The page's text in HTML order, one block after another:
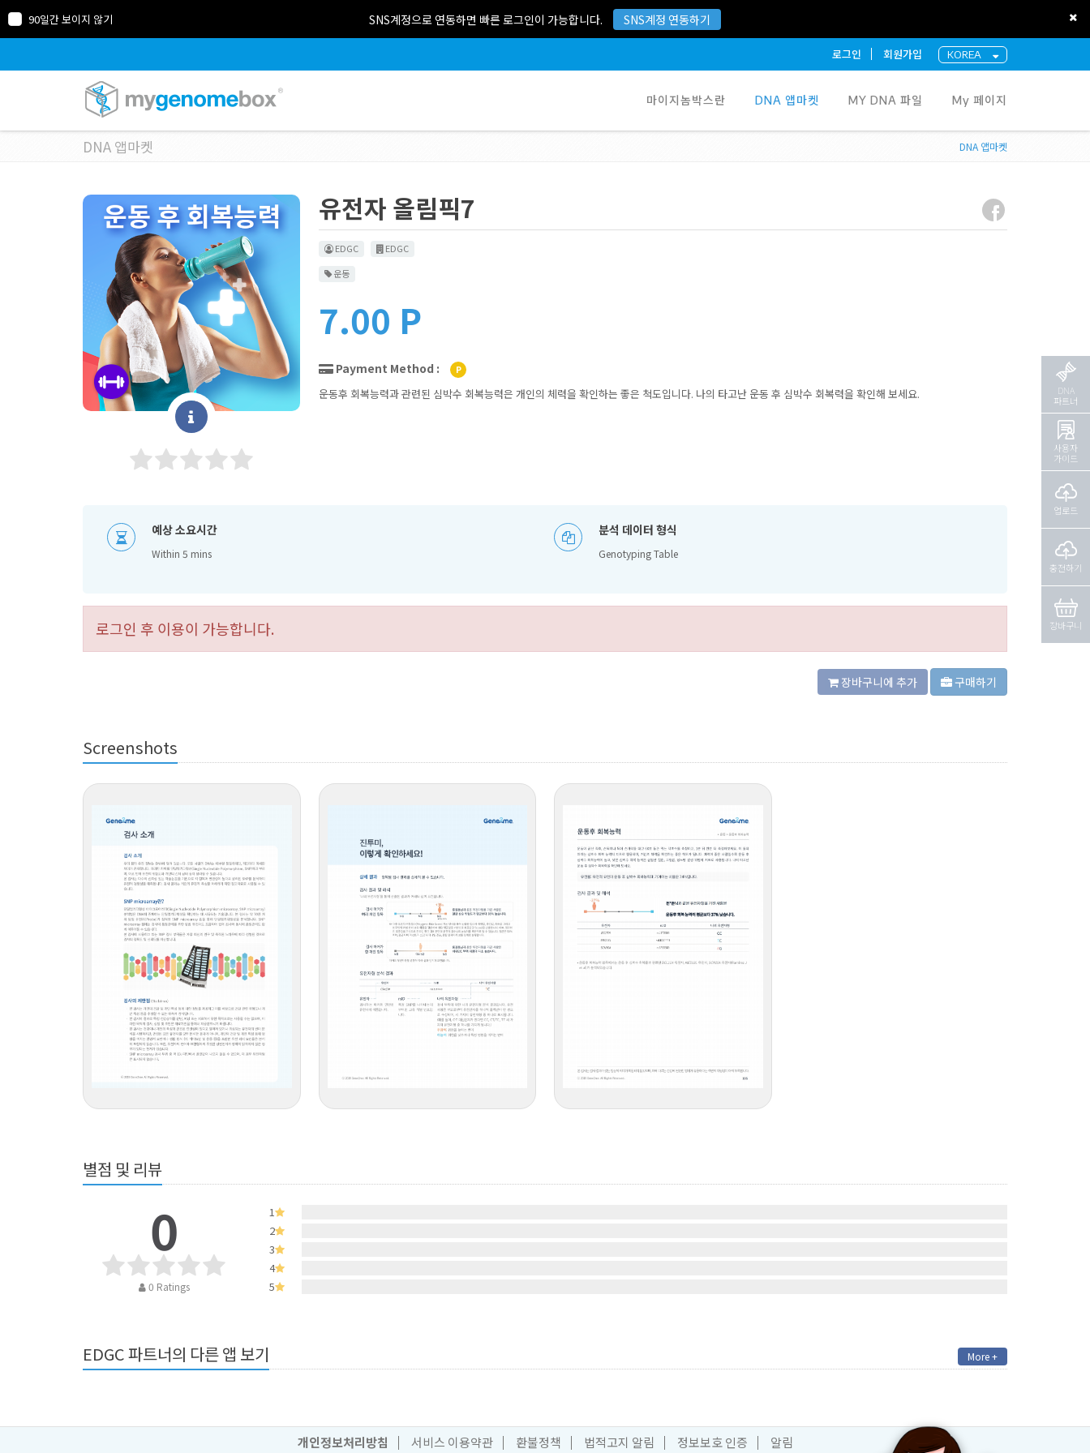
SNS계정으로 연동하면 빠른 로그인이 가능합니다. SNS계정 연동하기
90일간 보이지 않기
KOREA
로그인 회원가입
마이지놈박스란 DNA 앱마켓 MY DNA 파일 My 페이지
DNA 앱마켓 DNA 앱마켓
유전자 올림픽7
EDGC
EDGC
운동
7.00 P
Payment Method : P
운동후 회복능력과 관련된 심박수 회복능력은 개인의 체력을 확인하는 좋은 척도입니다. 나의 타고난 운동 후 심박수 회복력을 확인해 보세요.
예상 소요시간
Within 5 mins
분석 데이터 형식
Genotyping Table
로그인 후 이용이 가능합니다.
장바구니에 추가 구매하기
Screenshots
별점 및 리뷰
0
0 Ratings
1
2
3
4
5
EDGC 파트너의 다른 앱 보기 More +
개인정보처리방침 서비스 이용약관 환불정책 법적고지 알림 정보보호 인증 알림
DNA
파트너
사용자
가이드
업로드
충전하기
장바구니